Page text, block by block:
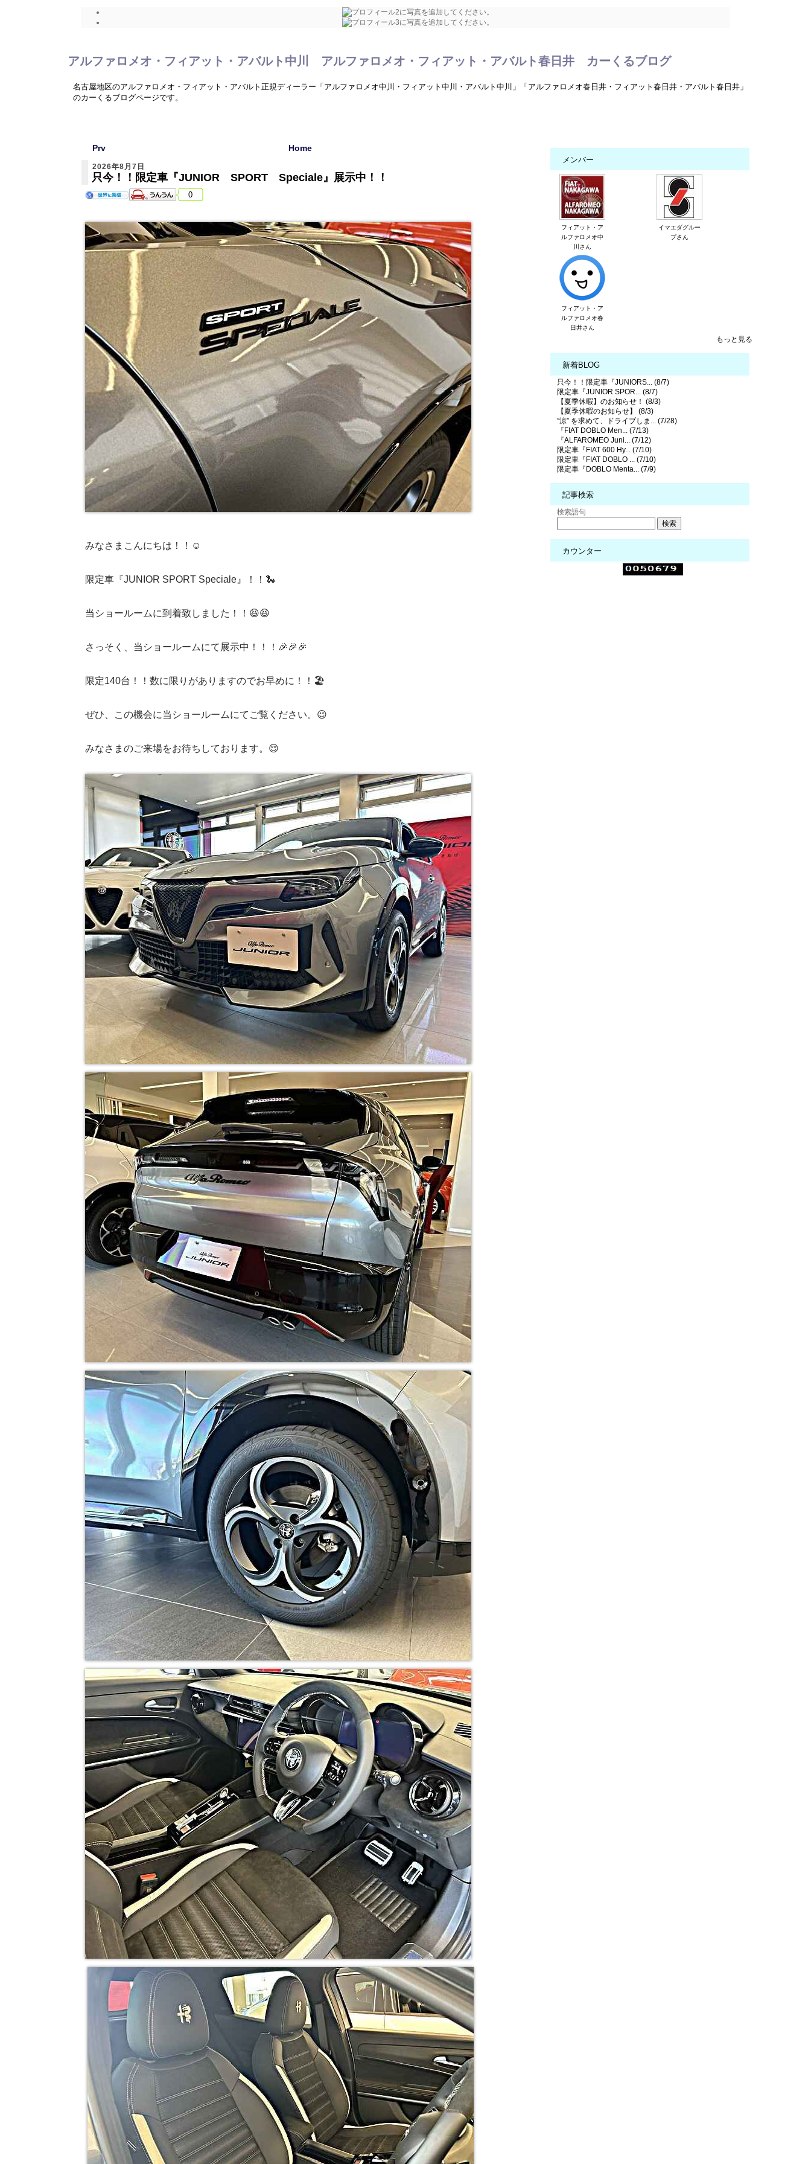
アルファロメオ・フィアット・アバルト中川 アルファロメオ・フィアット・アバルト春日井 カーくるブログ
名古屋地区のアルファロメオ・フィアット・アバルト正規ディーラー「アルファロメオ中川・フィアット中川・アバルト中川」「アルファロメオ春日井・フィアット春日井・アバルト春日井」
のカーくるブログページです。
Prv Home
2026年8月7日
只今！！限定車『JUNIOR SPORT Speciale』展示中！！
0
みなさまこんにちは！！☺️
限定車『JUNIOR SPORT Speciale』！！🐍
当ショールームに到着致しました！！😆😆
さっそく、当ショールームにて展示中！！！🎉🎉🎉
限定140台！！数に限りがありますのでお早めに！！🏖️
ぜひ、この機会に当ショールームにてご覧ください。😉
みなさまのご来場をお待ちしております。😌
メンバー
フィアット・ア
ルファロメオ中
川さん
イマエダグルー
プさん
フィアット・ア
ルファロメオ春
日井さん
もっと見る
新着BLOG
只今！！限定車『JUNIORS... (8/7)
限定車『JUNIOR SPOR... (8/7)
【夏季休暇】のお知らせ！ (8/3)
【夏季休暇のお知らせ】 (8/3)
”涼” を求めて、ドライブしま... (7/28)
『FIAT DOBLO Men... (7/13)
『ALFAROMEO Juni... (7/12)
限定車『FIAT 600 Hy... (7/10)
限定車『FIAT DOBLO ... (7/10)
限定車『DOBLO Menta... (7/9)
記事検索
検索語句
カウンター